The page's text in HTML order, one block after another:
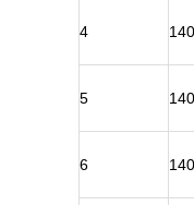
4
5
6